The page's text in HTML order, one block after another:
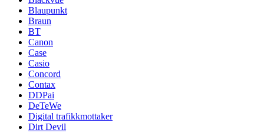
Blaupunkt
Braun
BT
Canon
Case
Casio
Concord
Contax
DDPai
DeTeWe
Digital trafikkmottaker
Dirt Devil